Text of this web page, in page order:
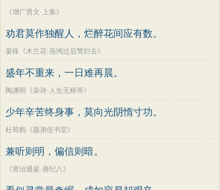
《增广贤文·上集》
劝君莫作独醒人，烂醉花间应有数。
晏殊《木兰花·燕鸿过后莺归去》
盛年不重来，一日难再晨。
陶渊明《杂诗·人生无根蒂》
少年辛苦终身事，莫向光阴惰寸功。
杜荀鹤《题弟侄书堂》
兼听则明，偏信则暗。
《资治通鉴·唐纪八》